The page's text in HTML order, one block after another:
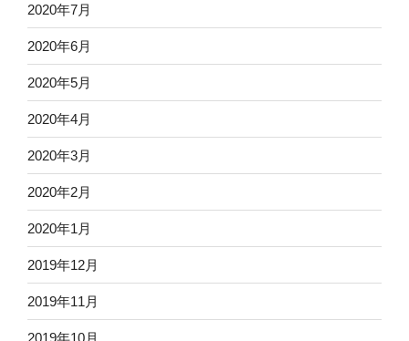
2020年7月
2020年6月
2020年5月
2020年4月
2020年3月
2020年2月
2020年1月
2019年12月
2019年11月
2019年10月